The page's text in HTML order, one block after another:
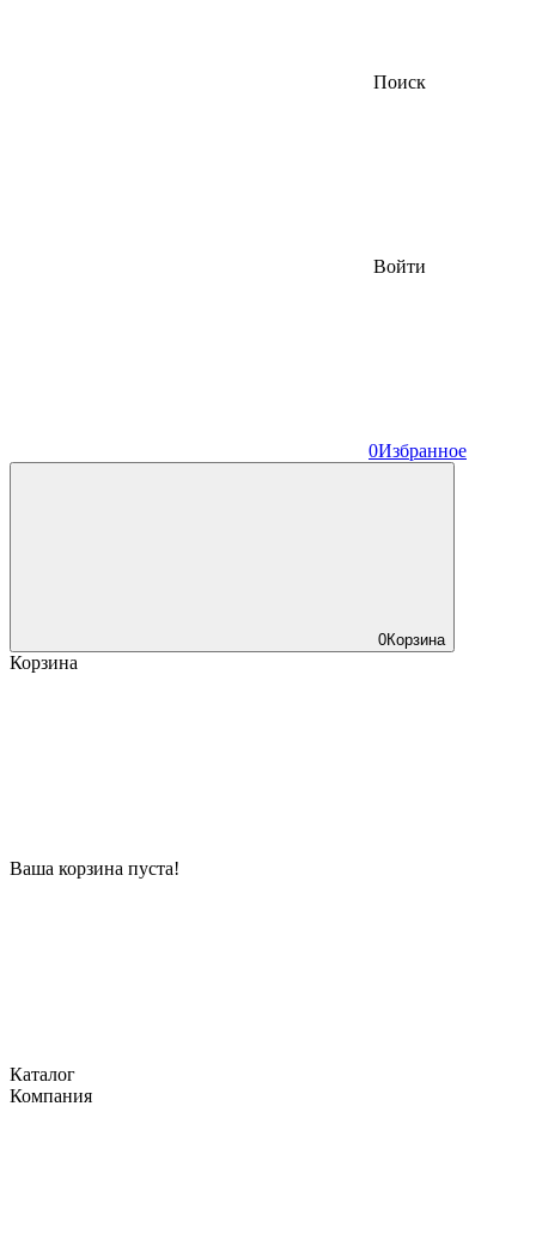
Поиск
Войти
0Избранное
0Корзина
Корзина
Ваша корзина пуста!
Каталог
Компания